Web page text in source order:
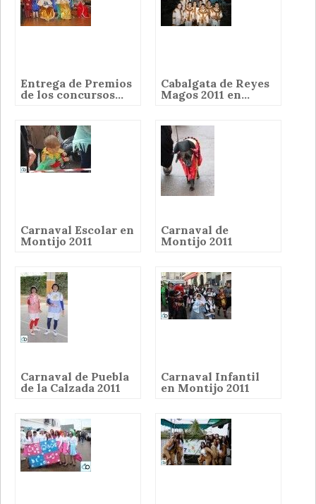
Entrega de Premios
de los concursos...
Cabalgata de Reyes
Magos 2011 en...
Carnaval Escolar en
Montijo 2011
Carnaval de
Montijo 2011
Carnaval de Puebla
de la Calzada 2011
Carnaval Infantil
en Montijo 2011